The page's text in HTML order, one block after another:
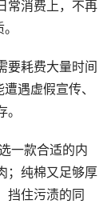
常消费上，不再
耗费大量时间
遇虚假宣传、
一款合适的内
；纯棉又足够厚
挡住污渍的同